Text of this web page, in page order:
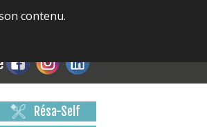
contenu.
Résa-Self